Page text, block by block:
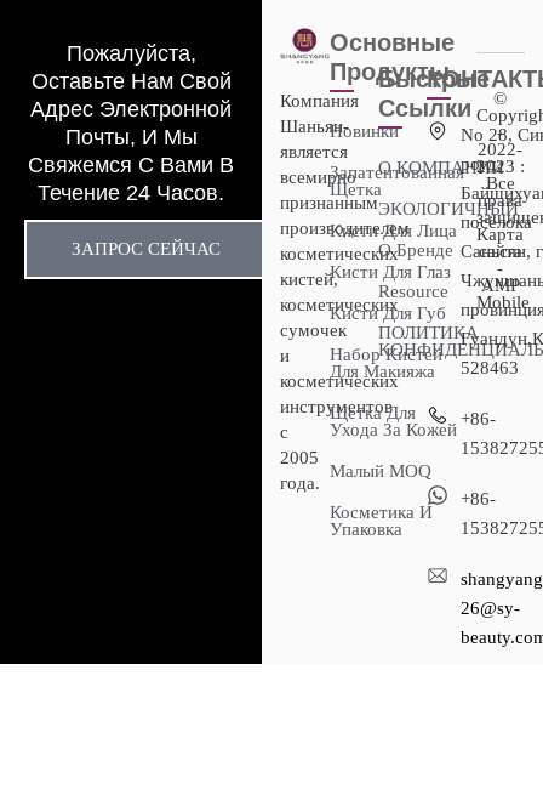
Пожалуйста,
Оставьте Нам Свой
Адрес Электронной
Почты, И Мы
Свяжемся С Вами В
Течение 24 Часов.
ЗАПРОС СЕЙЧАС
Компания
Шаньян-
является
всемирно
признанным
производителем
косметических
кистей,
косметических
сумочек
и
косметических
инструментов
с
2005
года.
Основные
Продукты
Новинки
Запатентованная
Щетка
Кисти Для Лица
Кисти Для Глаз
Кисти Для Губ
Набор Кистей
Для Макияжа
Щетка Для
Ухода За Кожей
Малый MOQ
Косметика И
Упаковка
Быстрые
Ссылки
О КОМПАНИИ
ЭКОЛОГИЧНЫЙ
О Бренде
Resource
ПОЛИТИКА
No 28,
роуд,
посёлока
Саньсян,
528463
+86-
+86-
26@sy-
©
-
2022-
2023 :
Все
права
Карта
сайта
-
AMP
Mobile